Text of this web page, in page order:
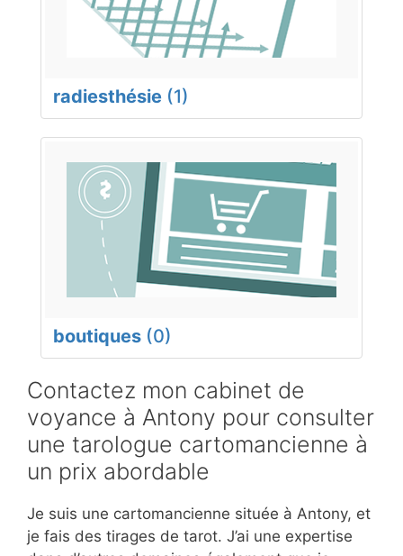
radiesthésie (1)
boutiques (0)
Contactez mon cabinet de
voyance à Antony pour consulter
une tarologue cartomancienne à
un prix abordable
Je suis une cartomancienne située à Antony, et
je fais des tirages de tarot. J’ai une expertise